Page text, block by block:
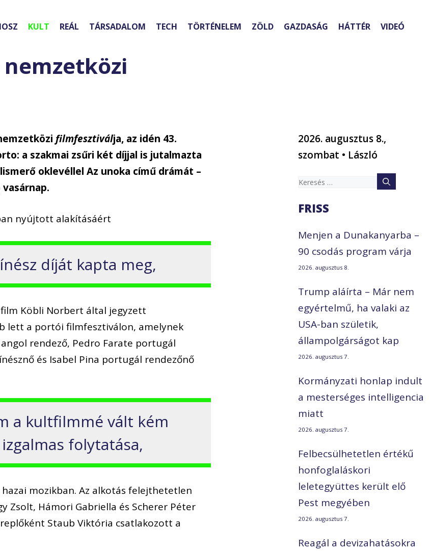
KULT REÁL TÁRSADALOM TECH TÖRTÉNELEM ZÖLD GAZDASÁG HÁTTÉR VIDEÓ
filmfesztiválja, az idén 43.
a szakmai zsűri két díjjal is jutalmazta
oklevéllel Az unoka című drámát –
nyújtott alakításáért
díját kapta meg,
Köbli Norbert által jegyzett
lett a portói filmfesztiválon, amelynek
rendező, Pedro Farate portugál
és Isabel Pina portugál rendezőnő
a kultfilmmé vált kém
folytatása,
mozikban. Az alkotás felejthetetlen
Zsolt, Hámori Gabriella és Scherer Péter
Staub Viktória csatlakozott a
2026. augusztus 8.,
szombat • László
Keresés:
FRISS
Menjen a Dunakanyarba –
90 csodás program várja
2026. augusztus 8.
Trump aláírta – Már nem
egyértelmű, ha valaki az
USA-ban születik,
állampolgárságot kap
2026. augusztus 7.
Kormányzati honlap indult
a mesterséges intelligencia
miatt
2026. augusztus 7.
Felbecsülhetetlen értékű
honfoglaláskori
leletegyüttes került elő
Pest megyében
2026. augusztus 7.
Reagál a devizahatásokra